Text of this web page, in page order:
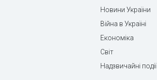
Новини України
Війна в Україні
Економіка
Світ
Надзвичайні події